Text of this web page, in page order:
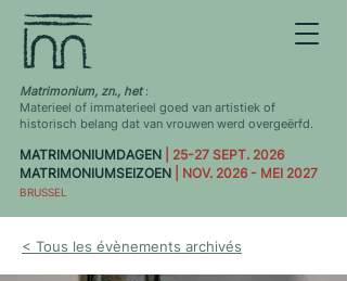
Matrimonium, zn., het :
Materieel of immaterieel goed van artistiek of
historisch belang dat van vrouwen werd overgeërfd.
MATRIMONIUMDAGEN | 25-27 SEPT. 2026
MATRIMONIUMSEIZOEN | NOV. 2026 - MEI 2027
BRUSSEL
< Tous les évènements archivés